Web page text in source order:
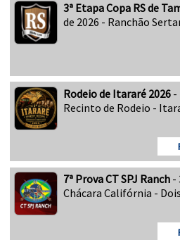
3ª Etapa Copa RS de
de 2026 - Ranchão
Rodeio de Itararé 2026 -
Recinto de Rodeio -
7ª Prova CT SPJ Ranch -
Chácara Califórnia -